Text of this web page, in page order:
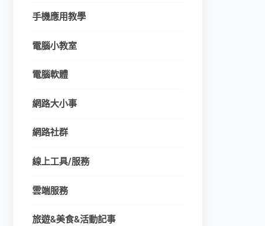
手機應用教學
電腦小教室
電腦軟體
網路大小事
網路社群
線上工具/服務
雲端服務
旅遊&美食&活動記事